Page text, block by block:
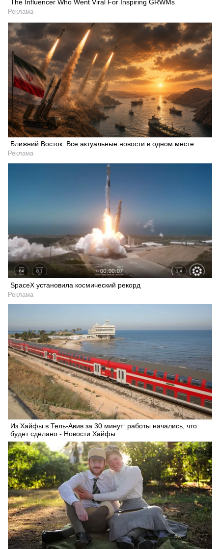
The Influencer Who Went Viral For Inspiring GRWMs
Реклама
Ближний Восток: Все актуальные новости в одном месте
Реклама
SpaceX установила космический рекорд
Реклама
Из Хайфы в Тель-Авив за 30 минут: работы начались, что
будет сделано - Новости Хайфы